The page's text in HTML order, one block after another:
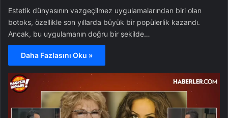
Estetik dünyasının vazgeçilmez uygulamalarından biri olan
botoks, özellikle son yıllarda büyük bir popülerlik kazandı.
Ancak, bu uygulamanın doğru bir şekilde…
Daha Fazlasını Oku »